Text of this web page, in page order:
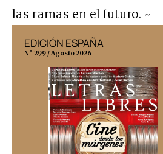
las ramas en el futuro. ~
EDICIÓN ESPAÑA
N° 299 / Agosto 2026